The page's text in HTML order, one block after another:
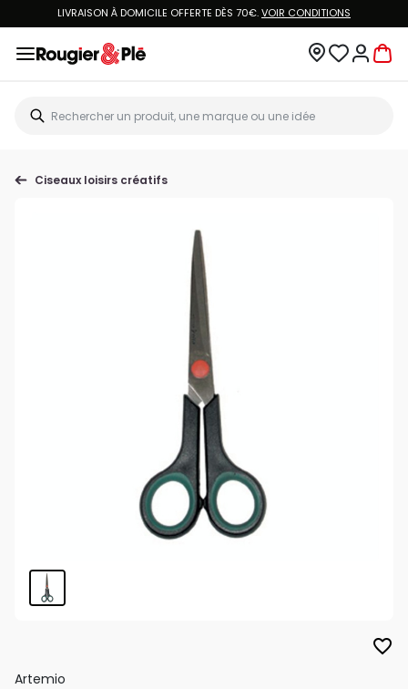
LIVRAISON À DOMICILE OFFERTE DÈS 70€.VOIR CONDITIONS
Ciseaux loisirs créatifs
favorite_border
Artemio